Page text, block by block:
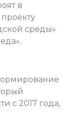
в
среды»
с 2017 года,